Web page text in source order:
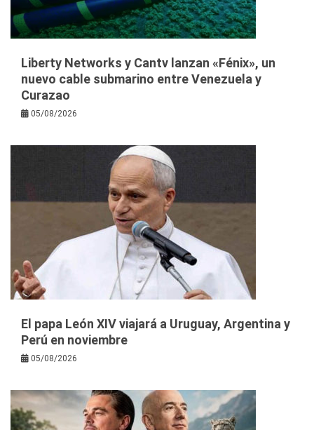
Liberty Networks y Cantv lanzan «Fénix», un
nuevo cable submarino entre Venezuela y
Curazao
05/08/2026
El papa León XIV viajará a Uruguay, Argentina y
Perú en noviembre
05/08/2026